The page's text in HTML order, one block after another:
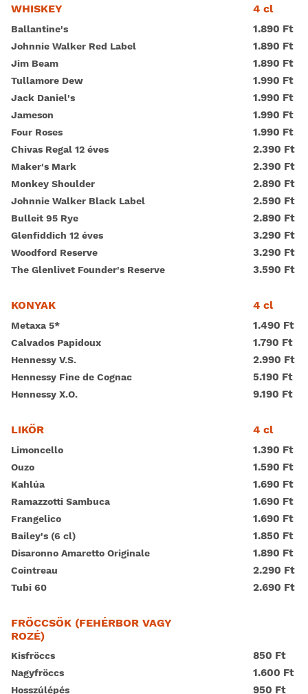
WHISKEY 4 cl
Ballantine's 1.890 Ft
Johnnie Walker Red Label 1.890 Ft
Jim Beam 1.890 Ft
Tullamore Dew 1.990 Ft
Jack Daniel's 1.990 Ft
Jameson 1.990 Ft
Four Roses 1.990 Ft
Chivas Regal 12 éves 2.390 Ft
Maker's Mark 2.390 Ft
Monkey Shoulder 2.890 Ft
Johnnie Walker Black Label 2.590 Ft
Bulleit 95 Rye 2.890 Ft
Glenfiddich 12 éves 3.290 Ft
Woodford Reserve 3.290 Ft
The Glenlivet Founder's Reserve 3.590 Ft
KONYAK 4 cl
Metaxa 5* 1.490 Ft
Calvados Papidoux 1.790 Ft
Hennessy V.S. 2.990 Ft
Hennessy Fine de Cognac 5.190 Ft
Hennessy X.O. 9.190 Ft
LIKŐR 4 cl
Limoncello 1.390 Ft
Ouzo 1.590 Ft
Kahlúa 1.690 Ft
Ramazzotti Sambuca 1.690 Ft
Frangelico 1.690 Ft
Bailey's (6 cl) 1.850 Ft
Disaronno Amaretto Originale 1.890 Ft
Cointreau 2.290 Ft
Tubi 60 2.690 Ft
FRÖCCSÖK (FEHÉRBOR VAGY
ROZÉ)
Kisfröccs 850 Ft
Nagyfröccs 1.600 Ft
Hosszúlépés 950 Ft